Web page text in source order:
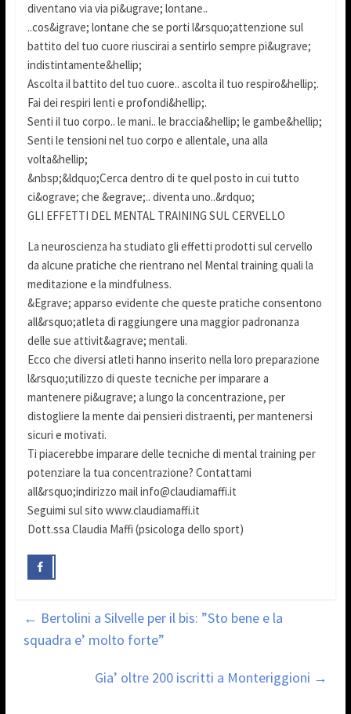
diventano via via pi&ugrave; lontane..
..cos&igrave; lontane che se porti l&rsquo;attenzione sul
battito del tuo cuore riuscirai a sentirlo sempre pi&ugrave;
indistintamente&hellip;
Ascolta il battito del tuo cuore.. ascolta il tuo respiro&hellip;.
Fai dei respiri lenti e profondi&hellip;.
Senti il tuo corpo.. le mani.. le braccia&hellip; le gambe&hellip;
Senti le tensioni nel tuo corpo e allentale, una alla
volta&hellip;
&nbsp;&ldquo;Cerca dentro di te quel posto in cui tutto
ci&ograve; che &egrave;.. diventa uno..&rdquo;
GLI EFFETTI DEL MENTAL TRAINING SUL CERVELLO
La neuroscienza ha studiato gli effetti prodotti sul cervello
da alcune pratiche che rientrano nel Mental training quali la
meditazione e la mindfulness.
&Egrave; apparso evidente che queste pratiche consentono
all&rsquo;atleta di raggiungere una maggior padronanza
delle sue attivit&agrave; mentali.
Ecco che diversi atleti hanno inserito nella loro preparazione
l&rsquo;utilizzo di queste tecniche per imparare a
mantenere pi&ugrave; a lungo la concentrazione, per
distogliere la mente dai pensieri distraenti, per mantenersi
sicuri e motivati.
Ti piacerebbe imparare delle tecniche di mental training per
potenziare la tua concentrazione? Contattami
all&rsquo;indirizzo mail info@claudiamaffi.it
Seguimi sul sito www.claudiamaffi.it
Dott.ssa Claudia Maffi (psicologa dello sport)
← Bertolini a Silvelle per il bis: ”Sto bene e la
squadra e’ molto forte”
Gia’ oltre 200 iscritti a Monteriggioni →